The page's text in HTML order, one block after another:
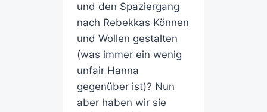
und den Spaziergang
nach Rebekkas Können
und Wollen gestalten
(was immer ein wenig
unfair Hanna
gegenüber ist)? Nun
aber haben wir sie